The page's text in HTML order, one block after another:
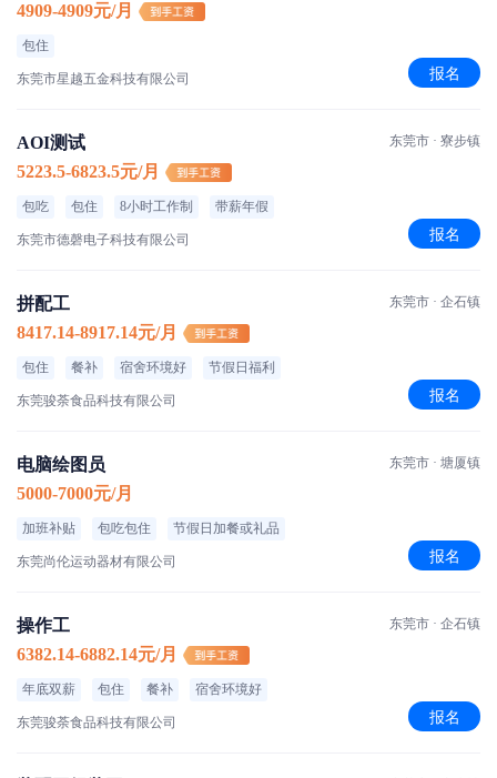
4909-4909元/月
包住
东莞市星越五金科技有限公司 报名
AOI测试
5223.5-6823.5元/月
包吃 包住 8小时工作制 带薪年假
东莞市德磬电子科技有限公司
东莞市 · 寮步镇
报名
拼配工
8417.14-8917.14元/月
包住 餐补 宿舍环境好 节假日福利
东莞骏荼食品科技有限公司
东莞市 · 企石镇
报名
电脑绘图员
5000-7000元/月
加班补贴 包吃包住 节假日加餐或礼品
东莞尚伦运动器材有限公司
东莞市 · 塘厦镇
报名
操作工
6382.14-6882.14元/月
年底双薪 包住 餐补 宿舍环境好
东莞骏荼食品科技有限公司
东莞市 · 企石镇
报名